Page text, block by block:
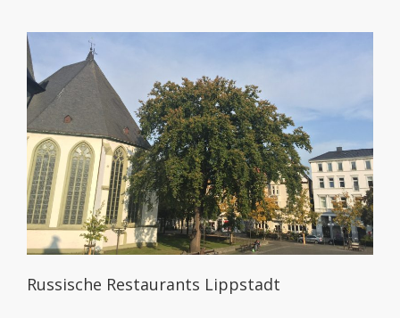
Russische Restaurants Lippstadt